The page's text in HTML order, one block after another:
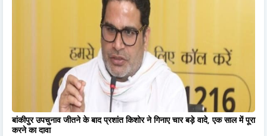
बांकीपुर उपचुनाव जीतने के बाद प्रशांत किशोर ने गिनाए चार बड़े वादे, एक साल में पूरा
करने का दावा